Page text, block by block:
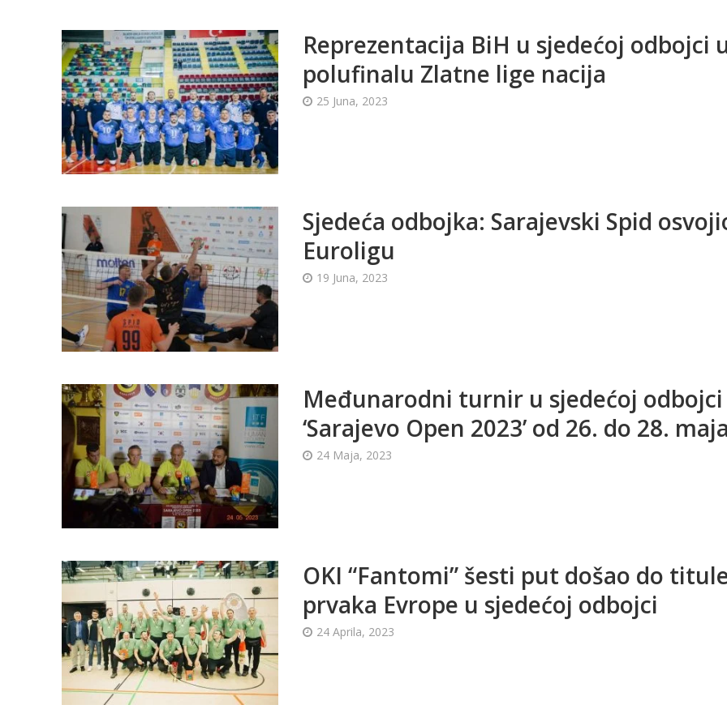
Reprezentacija BiH u sjedećoj odbojci
polufinalu Zlatne lige nacija
25 Juna, 2023
Sjedeća odbojka: Sarajevski Spid
Euroligu
19 Juna, 2023
Međunarodni turnir u sjedećoj odbojci
‘Sarajevo Open 2023’ od 26. do 28.
24 Maja, 2023
OKI “Fantomi” šesti put došao do
prvaka Evrope u sjedećoj odbojci
24 Aprila, 2023